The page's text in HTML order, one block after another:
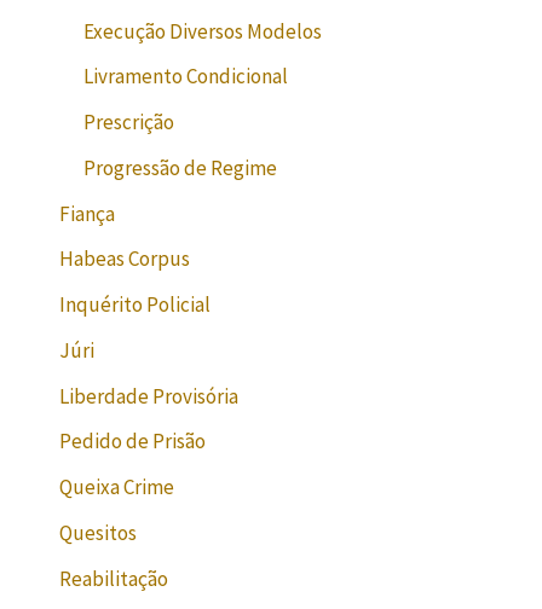
Execução Diversos Modelos
Livramento Condicional
Prescrição
Progressão de Regime
Fiança
Habeas Corpus
Inquérito Policial
Júri
Liberdade Provisória
Pedido de Prisão
Queixa Crime
Quesitos
Reabilitação